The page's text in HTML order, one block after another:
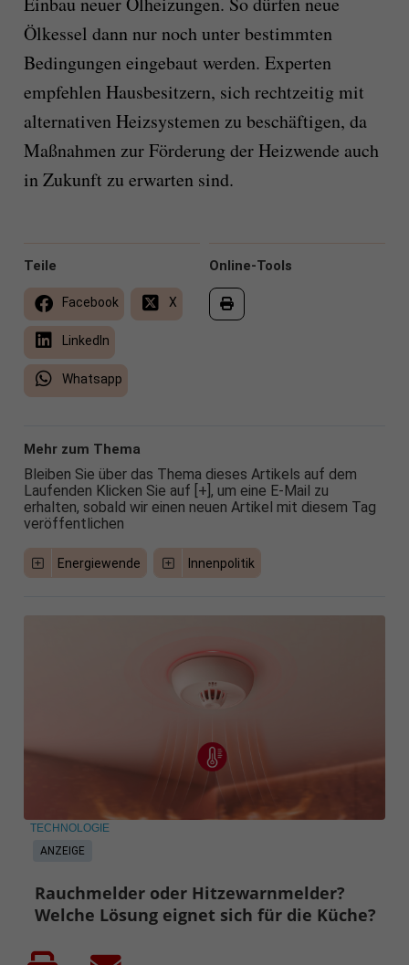
Ölkessel dann nur noch unter bestimmten
Bedingungen eingebaut werden. Experten
empfehlen Hausbesitzern, sich rechtzeitig mit
alternativen Heizsystemen zu beschäftigen, da
Maßnahmen zur Förderung der Heizwende auch
in Zukunft zu erwarten sind.
Online-Tools
Teile
Facebook X
LinkedIn
Whatsapp
Mehr zum Thema
Bleiben Sie über das Thema dieses Artikels auf dem
Laufenden Klicken Sie auf [+], um eine E-Mail zu
erhalten, sobald wir einen neuen Artikel mit diesem Tag
veröffentlichen
Energiewende Innenpolitik
ANZEIGE
TECHNOLOGIE
Rauchmelder oder Hitzewarnmelder?
Welche Lösung eignet sich für die Küche?